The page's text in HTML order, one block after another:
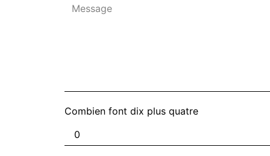
Combien font dix plus quatre